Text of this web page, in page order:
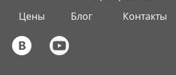
Цены Блог Контакты